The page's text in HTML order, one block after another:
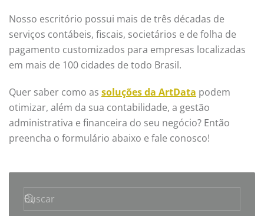
Nosso escritório possui mais de três décadas de
serviços contábeis, fiscais, societários e de folha de
pagamento customizados para empresas localizadas
em mais de 100 cidades de todo Brasil.
Quer saber como as soluções da ArtData podem
otimizar, além da sua contabilidade, a gestão
administrativa e financeira do seu negócio? Então
preencha o formulário abaixo e fale conosco!